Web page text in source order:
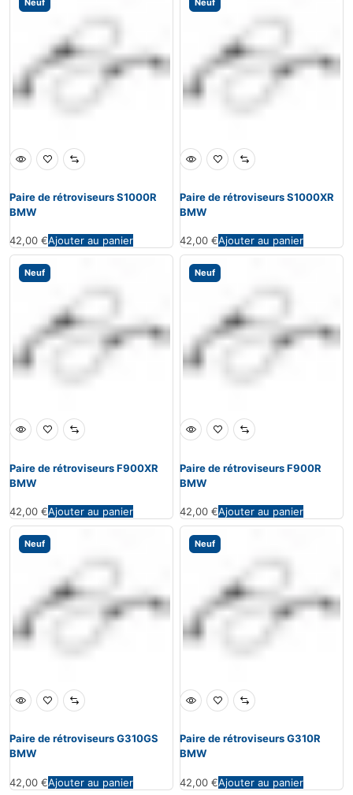
Neuf
Paire de rétroviseurs S1000R
BMW
42,00 €Ajouter au panier
Neuf
Paire de rétroviseurs S1000XR
BMW
42,00 €Ajouter au panier
Neuf
Paire de rétroviseurs F900XR
BMW
42,00 €Ajouter au panier
Neuf
Paire de rétroviseurs F900R
BMW
42,00 €Ajouter au panier
Neuf
Paire de rétroviseurs G310GS
BMW
42,00 €Ajouter au panier
Neuf
Paire de rétroviseurs G310R
BMW
42,00 €Ajouter au panier